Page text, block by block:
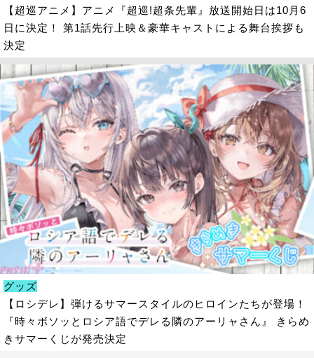
【超巡アニメ】アニメ『超巡!超条先輩』放送開始日は10月6
日に決定！ 第1話先行上映＆豪華キャストによる舞台挨拶も
決定
グッズ
【ロシデレ】弾けるサマースタイルのヒロインたちが登場！
『時々ボソッとロシア語でデレる隣のアーリャさん』 きらめ
きサマーくじが発売決定